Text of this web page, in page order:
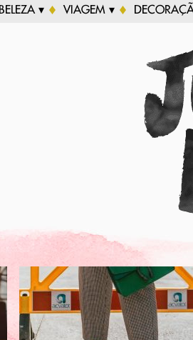
BELEZA ▾ VIAGEM ▾